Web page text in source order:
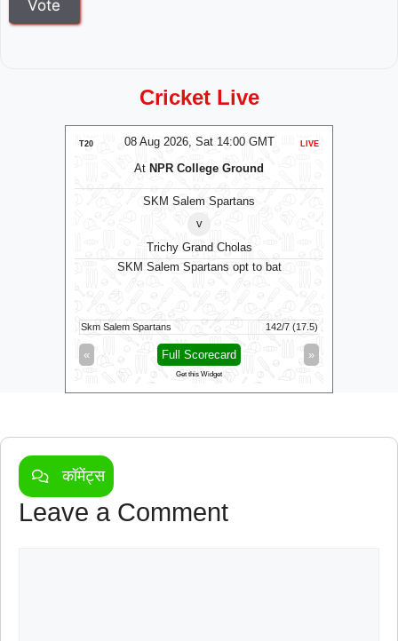
Cricket Live
08 Aug 2026, Sat 14:00 GMT
T20 LIVE
At NPR College Ground
SKM Salem Spartans
v
Trichy Grand Cholas
SKM Salem Spartans opt to bat
Skm Salem Spartans 142/7 (17.5)
« »
Full Scorecard
Get this Widget
कॉमेंट्स
Leave a Comment